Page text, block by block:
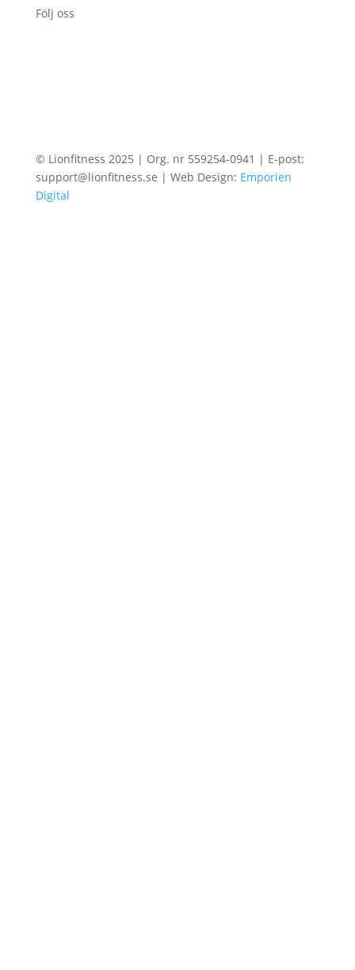
Följ oss
© Lionfitness 2025 | Org. nr 559254-0941 | E-post:
support@lionfitness.se | Web Design: Emporien
Digital